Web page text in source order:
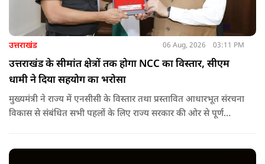
उत्तराखंड 06 Aug, 2026 03:11 PM
उत्तराखंड के सीमांत क्षेत्रों तक होगा NCC का विस्तार, सीएम
धामी ने दिया सहयोग का भरोसा
मुख्यमंत्री ने राज्य में एनसीसी के विस्तार तथा प्रस्तावित आधारभूत संरचना
विकास से संबंधित सभी पहलों के लिए राज्य सरकार की ओर से पूर्ण